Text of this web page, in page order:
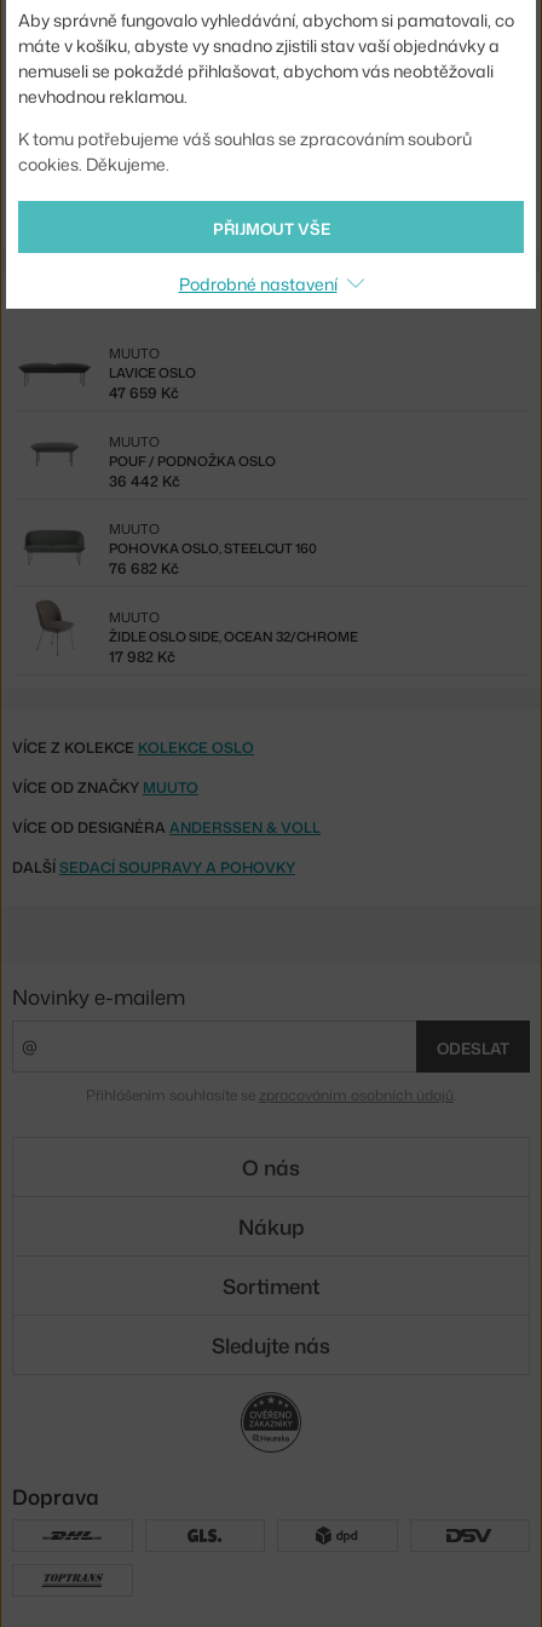
Typ pohovky:
3-místná
Kód produktu
MUU-OSL3SSA0503
EAN
5713222585945
Ste zo Slovenska? Prejdite naTrojmiestna pohovka Oslo, Steelcut
160
Shopping from the EU? Switch toOslo 3-seater, Steelcut 160
Ze stejné kolekce
LAVICE OSLO
MUUTO
47 659 Kč
POUF / PODNOŽKA OSLO
MUUTO
36 442 Kč
POHOVKA OSLO, STEELCUT 160
MUUTO
76 682 Kč
ŽIDLE OSLO SIDE, OCEAN 32/CHROME
MUUTO
17 982 Kč
VÍCE Z KOLEKCE KOLEKCE OSLO
VÍCE OD ZNAČKY MUUTO
VÍCE OD DESIGNÉRA ANDERSSEN & VOLL
DALŠÍSEDACÍ SOUPRAVY A POHOVKY
Aby správně fungovalo vyhledávání, abychom si pamatovali, co
máte v košíku, abyste vy snadno zjistili stav vaší objednávky a
nemuseli se pokaždé přihlašovat, abychom vás neobtěžovali
nevhodnou reklamou.
K tomu potřebujeme váš souhlas se zpracováním souborů
cookies. Děkujeme.
PŘIJMOUT VŠE
Podrobné nastavení
Novinky e-mailem
ODESLAT
Přihlášením souhlasíte se zpracováním osobních údajů
O nás
Nákup
Sortiment
Sledujte nás
Doprava